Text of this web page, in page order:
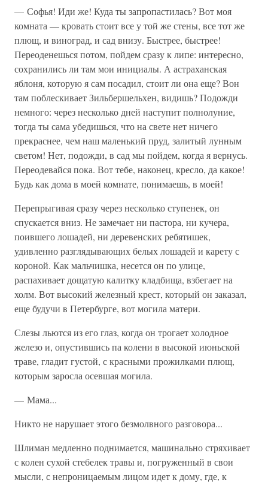
— Софья! Иди же! Куда ты запропастилась? Вот моя
комната — кровать стоит все у той же стены, все тот же
плющ, и виноград, и сад внизу. Быстрее, быстрее!
Переоденешься потом, пойдем сразу к липе: интересно,
сохранились ли там мои инициалы. А астраханская
яблоня, которую я сам посадил, стоит ли она еще? Вон
там поблескивает Зильбершельхен, видишь? Подожди
немного: через несколько дней наступит полнолуние,
тогда ты сама убедишься, что на свете нет ничего
прекраснее, чем наш маленький пруд, залитый лунным
светом! Нет, подожди, в сад мы пойдем, когда я вернусь.
Переодевайся пока. Вот тебе, наконец, кресло, да какое!
Будь как дома в моей комнате, понимаешь, в моей!
Перепрыгивая сразу через несколько ступенек, он
спускается вниз. Не замечает ни пастора, ни кучера,
поившего лошадей, ни деревенских ребятишек,
удивленно разглядывающих белых лошадей и карету с
короной. Как мальчишка, несется он по улице,
распахивает дощатую калитку кладбища, взбегает на
холм. Вот высокий железный крест, который он заказал,
еще будучи в Петербурге, вот могила матери.
Слезы льются из его глаз, когда он трогает холодное
железо и, опустившись па колени в высокой июньской
траве, гладит густой, с красными прожилками плющ,
которым заросла осевшая могила.
— Мама...
Никто не нарушает этого безмолвного разговора...
Шлиман медленно поднимается, машинально стряхивает
с колен сухой стебелек травы и, погруженный в свои
мысли, с непроницаемым лицом идет к дому, где, к